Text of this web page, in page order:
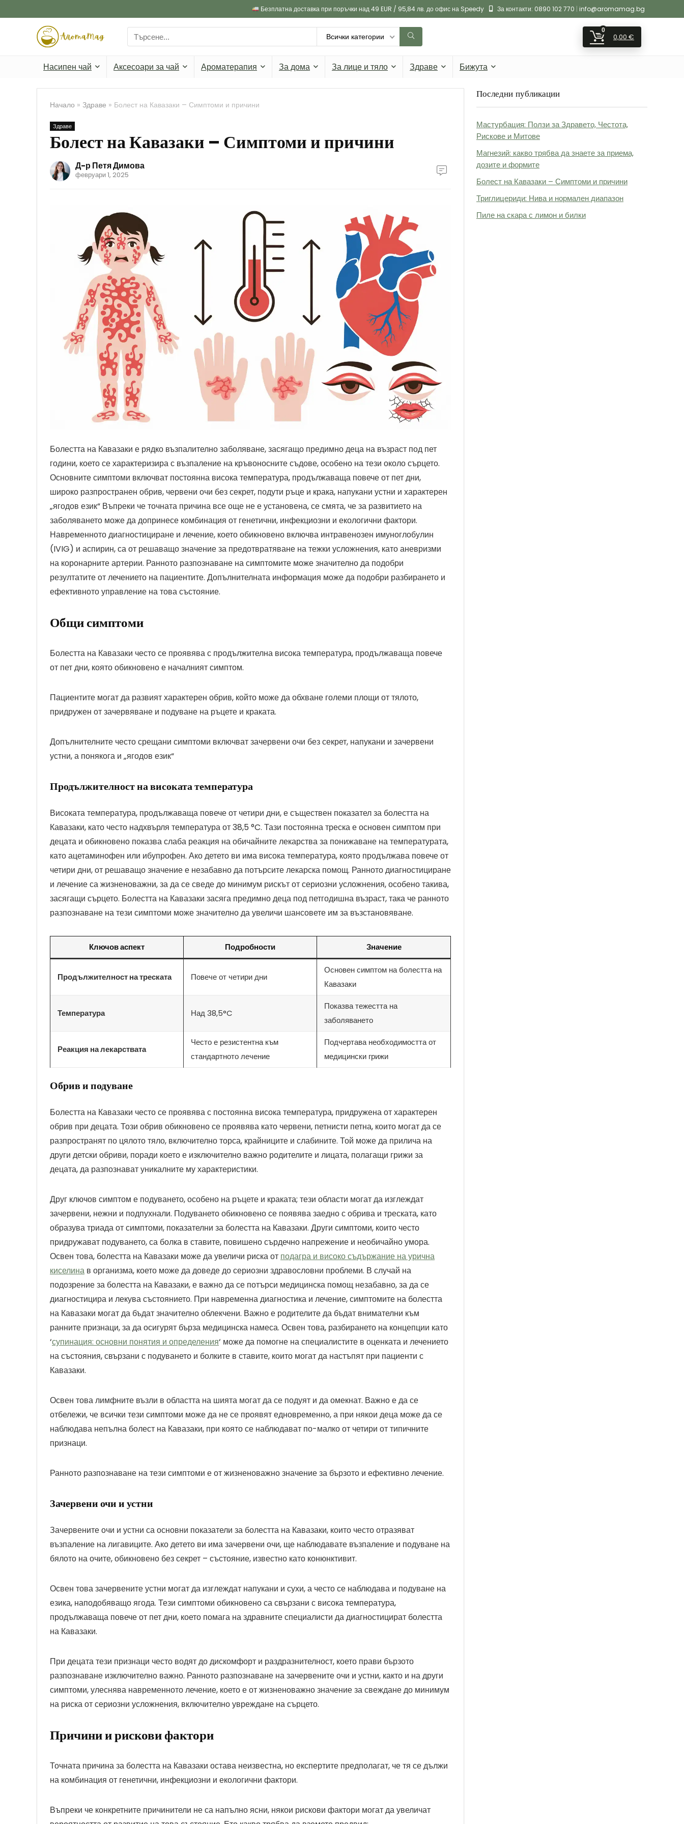
Безплатна доставка при поръчки над 49 EUR / 95,84 лв. до офис на Speedy За контакти: 0890 102 770 | info@aromamag.bg
Search
for:
Всички категории
0
0,00 €
Насипен чай Аксесоари за чай Ароматерапия За дома За лице и тяло Здраве Бижута
Начало » Здраве » Болест на Кавазаки – Симптоми и причини
Здраве
Болест на Кавазаки – Симптоми и причини
Д-р Петя Димова
февруари 1, 2025
Болестта на Кавазаки е рядко възпалително заболяване, засягащо предимно деца на възраст под пет
години, което се характеризира с възпаление на кръвоносните съдове, особено на тези около сърцето.
Основните симптоми включват постоянна висока температура, продължаваща повече от пет дни,
широко разпространен обрив, червени очи без секрет, подути ръце и крака, напукани устни и характерен
„ягодов език“ Въпреки че точната причина все още не е установена, се смята, че за развитието на
заболяването може да допринесе комбинация от генетични, инфекциозни и екологични фактори.
Навременното диагностициране и лечение, което обикновено включва интравенозен имуноглобулин
(IVIG) и аспирин, са от решаващо значение за предотвратяване на тежки усложнения, като аневризми
на коронарните артерии. Ранното разпознаване на симптомите може значително да подобри
резултатите от лечението на пациентите. Допълнителната информация може да подобри разбирането и
ефективното управление на това състояние.
Общи симптоми
Болестта на Кавазаки често се проявява с продължителна висока температура, продължаваща повече
от пет дни, която обикновено е началният симптом.
Пациентите могат да развият характерен обрив, който може да обхване големи площи от тялото,
придружен от зачервяване и подуване на ръцете и краката.
Допълнителните често срещани симптоми включват зачервени очи без секрет, напукани и зачервени
устни, а понякога и „ягодов език“
Продължителност на високата температура
Високата температура, продължаваща повече от четири дни, е съществен показател за болестта на
Кавазаки, като често надхвърля температура от 38,5 °C. Тази постоянна треска е основен симптом при
децата и обикновено показва слаба реакция на обичайните лекарства за понижаване на температурата,
като ацетаминофен или ибупрофен. Ако детето ви има висока температура, която продължава повече от
четири дни, от решаващо значение е незабавно да потърсите лекарска помощ. Ранното диагностициране
и лечение са жизненоважни, за да се сведе до минимум рискът от сериозни усложнения, особено такива,
засягащи сърцето. Болестта на Кавазаки засяга предимно деца под петгодишна възраст, така че ранното
разпознаване на тези симптоми може значително да увеличи шансовете им за възстановяване.
Ключов аспект Подробности Значение
Продължителност на треската Повече от четири дни
Основен симптом на болестта на
Кавазаки
Температура Над 38,5°C
Показва тежестта на
заболяването
Реакция на лекарствата
Често е резистентна към
стандартното лечение
Подчертава необходимостта от
медицински грижи
Обрив и подуване
Болестта на Кавазаки често се проявява с постоянна висока температура, придружена от характерен
обрив при децата. Този обрив обикновено се проявява като червени, петнисти петна, които могат да се
разпространят по цялото тяло, включително торса, крайниците и слабините. Той може да прилича на
други детски обриви, поради което е изключително важно родителите и лицата, полагащи грижи за
децата, да разпознават уникалните му характеристики.
Друг ключов симптом е подуването, особено на ръцете и краката; тези области могат да изглеждат
зачервени, нежни и подпухнали. Подуването обикновено се появява заедно с обрива и треската, като
образува триада от симптоми, показателни за болестта на Кавазаки. Други симптоми, които често
придружават подуването, са болка в ставите, повишено сърдечно напрежение и необичайно умора.
Освен това, болестта на Кавазаки може да увеличи риска от подагра и високо съдържание на урична
киселина в организма, което може да доведе до сериозни здравословни проблеми. В случай на
подозрение за болестта на Кавазаки, е важно да се потърси медицинска помощ незабавно, за да се
диагностицира и лекува състоянието. При навременна диагностика и лечение, симптомите на болестта
на Кавазаки могат да бъдат значително облекчени. Важно е родителите да бъдат внимателни към
ранните признаци, за да осигурят бърза медицинска намеса. Освен това, разбирането на концепции като
‘супинация: основни понятия и определения‘ може да помогне на специалистите в оценката и лечението
на състояния, свързани с подуването и болките в ставите, които могат да настъпят при пациенти с
Кавазаки.
Освен това лимфните възли в областта на шията могат да се подуят и да омекнат. Важно е да се
отбележи, че всички тези симптоми може да не се проявят едновременно, а при някои деца може да се
наблюдава непълна болест на Кавазаки, при която се наблюдават по-малко от четири от типичните
признаци.
Ранното разпознаване на тези симптоми е от жизненоважно значение за бързото и ефективно лечение.
Зачервени очи и устни
Зачервените очи и устни са основни показатели за болестта на Кавазаки, които често отразяват
възпаление на лигавиците. Ако детето ви има зачервени очи, ще наблюдавате възпаление и подуване на
бялото на очите, обикновено без секрет – състояние, известно като конюнктивит.
Освен това зачервените устни могат да изглеждат напукани и сухи, а често се наблюдава и подуване на
езика, наподобяващо ягода. Тези симптоми обикновено са свързани с висока температура,
продължаваща повече от пет дни, което помага на здравните специалисти да диагностицират болестта
на Кавазаки.
При децата тези признаци често водят до дискомфорт и раздразнителност, което прави бързото
разпознаване изключително важно. Ранното разпознаване на зачервените очи и устни, както и на други
симптоми, улеснява навременното лечение, което е от жизненоважно значение за свеждане до минимум
на риска от сериозни усложнения, включително увреждане на сърцето.
Причини и рискови фактори
Точната причина за болестта на Кавазаки остава неизвестна, но експертите предполагат, че тя се дължи
на комбинация от генетични, инфекциозни и екологични фактори.
Въпреки че конкретните причинители не са напълно ясни, някои рискови фактори могат да увеличат
Последни публикации
Мастурбация: Ползи за Здравето, Честота,
Рискове и Митове
Магнезий: какво трябва да знаете за приема,
дозите и формите
Болест на Кавазаки – Симптоми и причини
Триглицериди: Нива и нормален диапазон
Пиле на скара с лимон и билки